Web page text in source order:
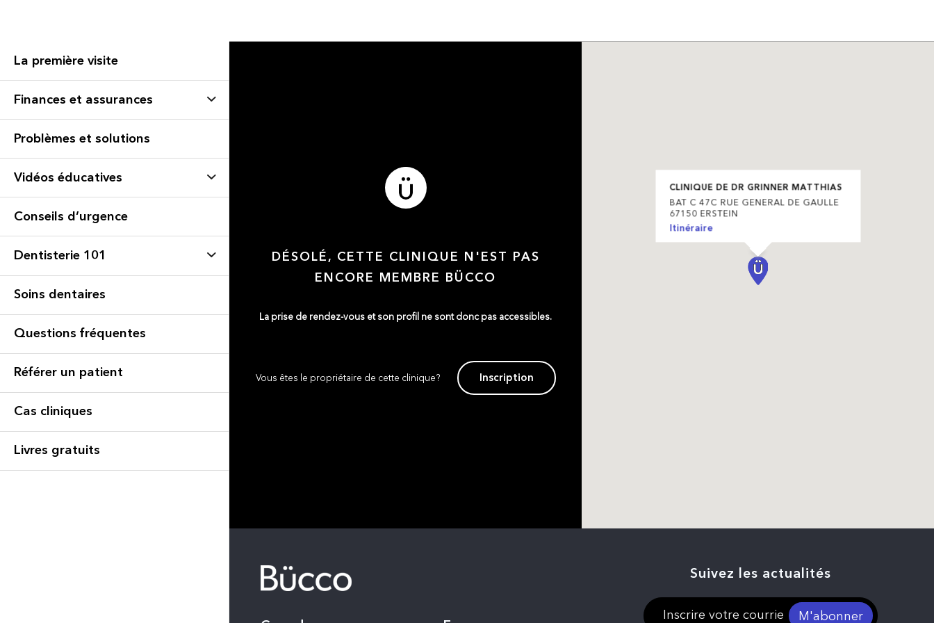
La première visite
Finances et assurances
Problèmes et solutions
Vidéos éducatives
Conseils d’urgence
Dentisterie 101
Soins dentaires
Questions fréquentes
Référer un patient
Cas cliniques
Livres gratuits
DÉSOLÉ, CETTE CLINIQUE N'EST PAS
ENCORE MEMBRE BÜCCO
La prise de rendez-vous et son profil ne sont donc pas accessibles.
Vous êtes le propriétaire de cette clinique? Inscription
CLINIQUE DE DR GRINNER MATTHIAS
BAT C 47C RUE GENERAL DE GAULLE
67150 ERSTEIN
Itinéraire
Suivez les actualités
M'abonner